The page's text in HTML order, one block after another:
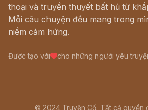
thoại và truyền thuyết bất hủ từ
Mỗi câu chuyện đều mang trong
niềm cảm hứng.
Được tạo với cho những người yêu
© 2024 Truyện Cổ. Tất cả quyền